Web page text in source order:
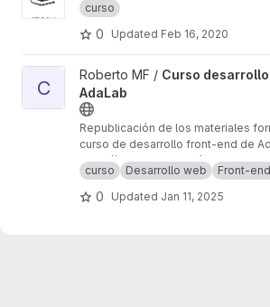
curso
0 Updated Feb 16, 2020
View Curso desarrollo front-end AdaLab
C
Roberto MF / Curso
AdaLab
Republicación de los materiales
curso de desarrollo front-end de
BY 4.0)
https://Roboe.gitlab.io/adalab-
d/curso Desarrollo web Front-
0 Updated Jan 11, 2025